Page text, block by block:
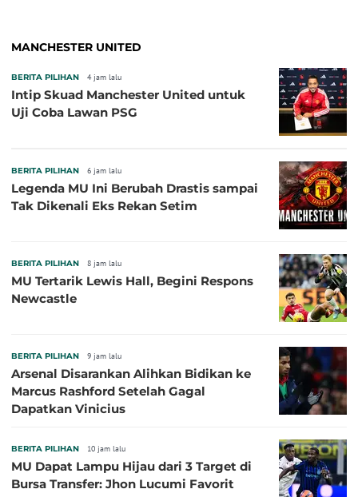
MANCHESTER UNITED
BERITA PILIHAN 4 jam lalu
Intip Skuad Manchester United untuk
Uji Coba Lawan PSG
BERITA PILIHAN 6 jam lalu
Legenda MU Ini Berubah Drastis sampai
Tak Dikenali Eks Rekan Setim
BERITA PILIHAN 8 jam lalu
MU Tertarik Lewis Hall, Begini Respons
Newcastle
BERITA PILIHAN 9 jam lalu
Arsenal Disarankan Alihkan Bidikan ke
Marcus Rashford Setelah Gagal
Dapatkan Vinicius
BERITA PILIHAN 10 jam lalu
MU Dapat Lampu Hijau dari 3 Target di
Bursa Transfer: Jhon Lucumi Favorit